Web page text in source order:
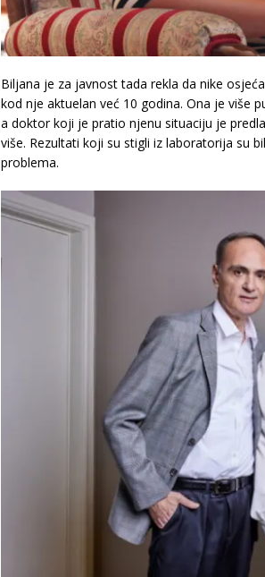
Biljana je za javnost tada rekla da nike
kod nje aktuelan već 10 godina. Ona je više
a doktor koji je pratio njenu situaciju je
više. Rezultati koji su stigli iz laboratorija su
problema.